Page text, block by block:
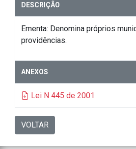
DESCRIÇÃO
Ementa: Denomina próprios
providências.
ANEXOS
Lei N 445 de 2001
VOLTAR